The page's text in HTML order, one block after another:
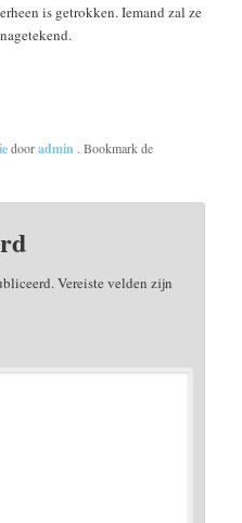
is getrokken. Iemand zal ze
dooradmin . Bookmark de
Vereiste velden zijn